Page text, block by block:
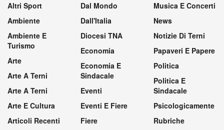
Altri Sport
Ambiente
Ambiente E
Turismo
Arte
Arte A Terni
Arte A Terni
Arte E Cultura
Articoli Recenti
Dal Mondo
Dall'Italia
Diocesi TNA
Economia
Economia E
Sindacale
Eventi
Eventi E Fiere
Fiere
Musica E Concerti
News
Notizie Di Terni
Papaveri E Papere
Politica
Politica E
Sindacale
Psicologicamente
Rubriche